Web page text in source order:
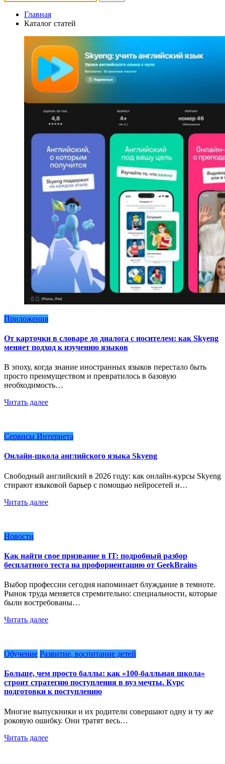
Главная
Каталог статей
Приложения
От карточки в словаре до диалога с носителем: как Skyeng
меняет подход к изучению языков
В эпоху, когда знание иностранных языков перестало быть
просто преимуществом и превратилось в базовую
необходимость…
Читать далее
Сервисы Интернета
Онлайн-школа английского языка Skyeng
Свободный английский в 2026 году: как онлайн-курсы Skyeng
стирают языковой барьер с помощью нейросетей и…
Читать далее
Новости
Как найти свое призвание в IT: подробный разбор
бесплатного теста на профориентацию от GeekBrains
Выбор профессии сегодня напоминает блуждание в темноте.
Рынок труда меняется стремительно: специальности, которые
были востребованы…
Читать далее
Обучение Развитие, воспитание детей
Больше, чем просто баллы: как «100-балльная школа»
строит стратегию поступления в вуз мечты. Курс
подготовки к поступлению
Многие выпускники и их родители совершают одну и ту же
роковую ошибку. Они тратят весь…
Читать далее